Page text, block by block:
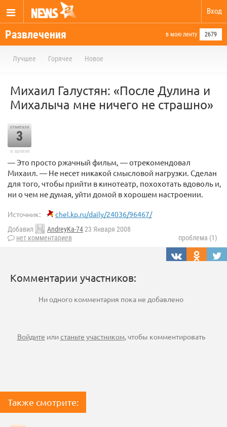
Вход
Развлечения в мою ленту 2679
Лучшее Горячее Новое
Михаил Галустян: «После Дулина и
Михалыча мне ничего не страшно»
отметили
3
в архиве
— Это просто ржачный фильм, — отрекомендовал
Михаил. — Не несет никакой смысловой нагрузки. Сделан
для того, чтобы прийти в кинотеатр, похохотать вдоволь и,
ни о чем не думая, уйти домой в хорошем настроении.
Источник: chel.kp.ru/daily/24036/96467/
Добавил AndreyKa-7423 Января 2008
нет комментариев
проблема (1)
Комментарии участников:
Ни одного комментария пока не добавлено
Войдите илистаньте участником, чтобы комментировать
Также смотрите: